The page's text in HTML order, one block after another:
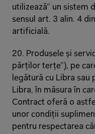
utilizează” un sistem
sensul art. 3 alin. 4
artificială.
20. Produsele și
părților terțe”), pe
legătură cu Libra
Libra, în măsura în
Contract oferă o
unor condiții
pentru respectarea